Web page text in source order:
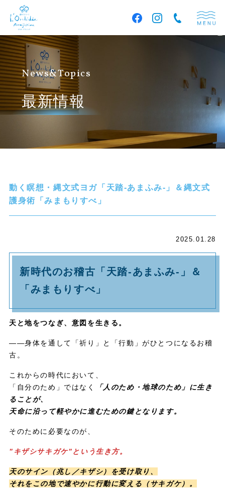
News&Topics
最新情報
動く瞑想・縄文式ヨガ「天踏-あまふみ-」＆縄文式
護身術「みまもりすべ」
2025.01.28
新時代のお稽古「天踏-あまふみ-」＆
「みまもりすべ」
天と地をつなぎ、意図を生きる。
——身体を通して「祈り」と「行動」がひとつになるお稽
古。
これからの時代において、
「自分のため」ではなく
「人のため・地球のため」に生き
ることが、
天命に沿って軽やかに進むための鍵となります。
そのために必要なのが、
”キザシサキガケ”という生き方。
天のサイン（兆し／キザシ）を受け取り、
それをこの地で速やかに行動に変える（サキガケ）。